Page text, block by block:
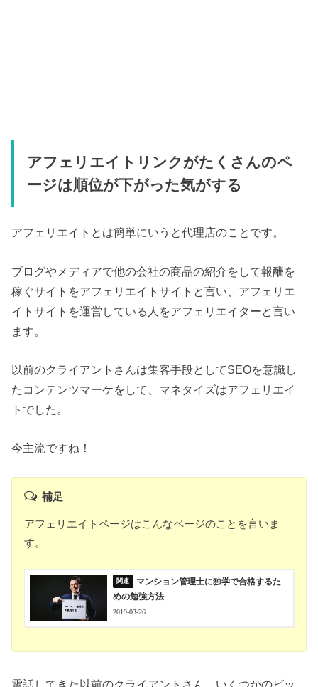
アフェリエイトリンクがたくさんのペ
ージは順位が下がった気がする
アフェリエイトとは簡単にいうと代理店のことです。
ブログやメディアで他の会社の商品の紹介をして報酬を
稼ぐサイトをアフェリエイトサイトと言い、アフェリエ
イトサイトを運営している人をアフェリエイターと言い
ます。
以前のクライアントさんは集客手段としてSEOを意識し
たコンテンツマーケをして、マネタイズはアフェリエイ
トでした。
今主流ですね！
補足
アフェリエイトページはこんなページのことを言いま
す。
マンション管理士に独学で合格するた
めの勉強方法
2019-03-26
電話してきた以前のクライアントさん、いくつかのビッ